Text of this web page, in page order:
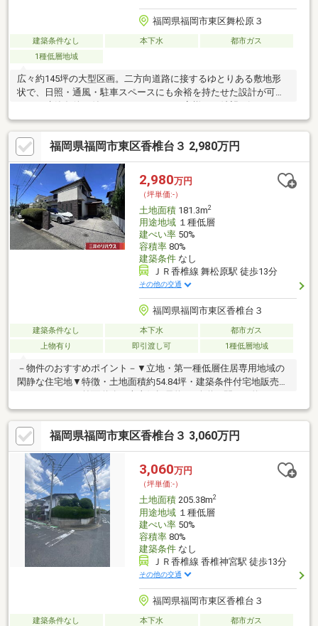
福岡県福岡市東区舞松原３
建築条件なし 本下水
都市ガス
1種低層地域
広々約145坪の大型区画。二方向道路に接するゆとりある敷地形
状で、日照・通風・駐車スペースにも余裕を持たせた設計が可能
ウスメーカー・工務店で理想の住まいづくりをご検討いただけま
す。
福岡県福岡市東区香椎台３ 2,980万円
2,980万円
（坪単価:-）
土地面積181.3m2
用途地域１種低層
建ぺい率50%
容積率80%
建築条件なし
ＪＲ香椎線 舞松原駅 徒歩13分
その他の交通
福岡県福岡市東区香椎台３
建築条件なし 本下水
都市ガス
上物有り
即引渡し可 1種低層地域
－物件のおすすめポイント－▼立地・第一種低層住居専用地域の
閑静な住宅地▼特徴・土地面積約54.84坪・建築条件付宅地販売で
13.4m、スペースを有効活用可能※その他法令上の制限:法第22条
区域、外壁後退1m、高さの制限10m※戸建住環境形成地区:建物用
途・敷地面積・外壁後退距離によって、建蔽率40％または容積率
60％に制限※本物件に新たに給・排水・ガス管の引込み接続する
場合は、局納金・工事費用等が発生■ ご希望の住まい探しをお手
伝いします ━━━━━・・・物件の詳細・ご相談はお気軽にお問
い合わせください。
福岡県福岡市東区香椎台３ 3,060万円
3,060万円
（坪単価:-）
土地面積205.38m2
用途地域１種低層
建ぺい率50%
容積率80%
建築条件なし
ＪＲ香椎線 香椎神宮駅 徒歩13分
その他の交通
福岡県福岡市東区香椎台３
建築条件なし 本下水
都市ガス